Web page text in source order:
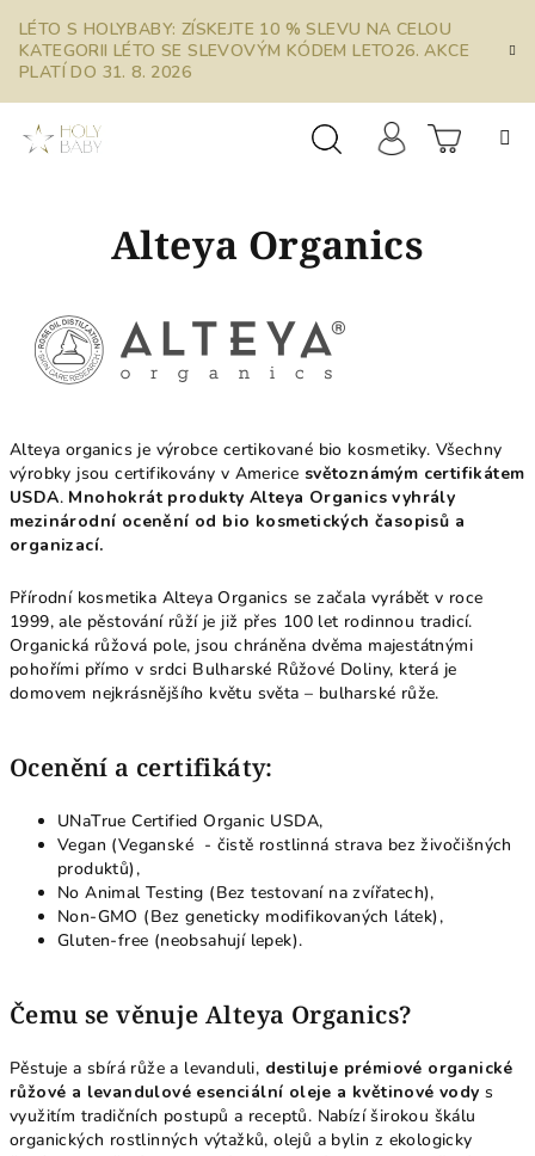
obsah
LÉTO S HOLYBABY: ZÍSKEJTE 10 % SLEVU NA CELOU
KATEGORII LÉTO SE SLEVOVÝM KÓDEM LETO26. AKCE
PLATÍ DO 31. 8. 2026
Alteya Organics
Alteya organics je výrobce certikované bio kosmetiky. Všechny
výrobky jsou certifikovány v Americe světoznámým certifikátem
USDA. Mnohokrát produkty Alteya Organics vyhrály
mezinárodní ocenění od bio kosmetických časopisů a
organizací.
Přírodní kosmetika Alteya Organics se začala vyrábět v roce
1999, ale pěstování růží je již přes 100 let rodinnou tradicí.
Organická růžová pole, jsou chráněna dvěma majestátnými
pohořími přímo v srdci Bulharské Růžové Doliny, která je
domovem nejkrásnějšího květu světa – bulharské růže.
Ocenění a certifikáty:
UNaTrue Certified Organic USDA,
Vegan (Veganské - čistě rostlinná strava bez živočišných
produktů),
No Animal Testing (Bez testovaní na zvířatech),
Non-GMO (Bez geneticky modifikovaných látek),
Gluten-free (neobsahují lepek).
Čemu se věnuje Alteya Organics?
Pěstuje a sbírá růže a levanduli, destiluje prémiové organické
růžové a levandulové esenciální oleje a květinové vody s
využitím tradičních postupů a receptů. Nabízí širokou škálu
organických rostlinných výtažků, olejů a bylin z ekologicky